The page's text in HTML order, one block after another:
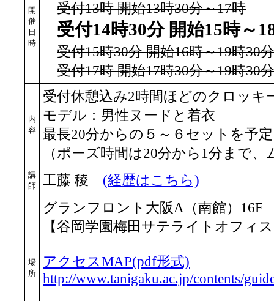
開
催
日
時
受付13時 開始13時30分～17時
受付14時30分 開始15時～
受付15時30分 開始16時～19時30分
受付17時 開始17時30分～19時30分
内
容
受付休憩込み2時間ほどのクロッキ
モデル：男性ヌードと着衣
最長20分からの５～６セットを予定
（ポーズ時間は20分から1分まで
講
師
工藤 稜 (経歴はこちら)
場
所
グランフロント大阪A（南館）16F
【谷岡学園梅田サテライトオフィ
アクセスMAP(pdf形式)
http://www.tanigaku.ac.jp/contents/